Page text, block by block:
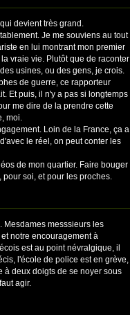
devient très grand.
Je me souviens au tout
en lui montrant mon premier
vraie vie. Plutôt que de raconter
usines, ou des gens, je crois.
de guerre, ce rapporteur
Et puis, il n'y a pas si longtemps
me dire de la prendre cette
moi.
Loin de la France, ça a
le réel, on peut conter les
de mon quartier. Faire bouger
soi, et pour les proches.
Mesdames messsieurs les
notre encouragement à
est au point névralgique, il
l'école de police est en grève,
à deux doigts de se noyer sous
agir.